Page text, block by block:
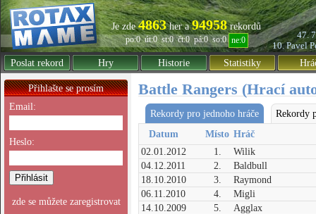
Je zde4863her a94958rekordů
po:0 út:0 st:0 čt:0 pá:0 so:0 ne:0
47.
10. Pavel
Poslat rekord
Hry Historie Statistiky
Přihlašte se prosím
Email:
Heslo:
zde se můžete zaregistrovat
Battle Rangers (Hrací
Rekordy pro jednoho hráče
Rekordy
Datum
Místo Hráč
02.01.2012
1.
Wilik
04.12.2011
2.
Baldbull
18.10.2010
3.
Raymond
06.11.2010
4.
Migli
14.10.2009
5.
Agglax